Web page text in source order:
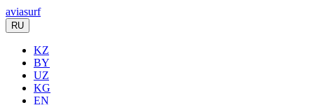
aviasurf
RU
KZ
BY
UZ
KG
EN